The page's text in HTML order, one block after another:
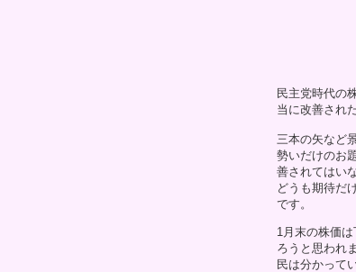
民主党時代の
当に改善され
三本の矢など
勢いだけのお
善されてはい
どうも期待だ
です。
1月末の株価
ろうと思われ
民は分かって